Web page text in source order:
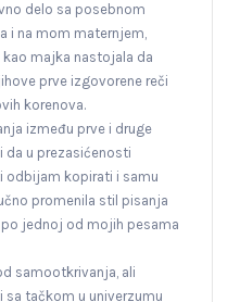
delo sa posebnom
i na mom maternjem,
majka nastojala da
prve izgovorene reči
korenova.
između prve i druge
da u prezasićenosti
odbijam kopirati i samu
promenila stil pisanja
jednoj od mojih pesama
samootkrivanja, ali
tačkom u univerzumu